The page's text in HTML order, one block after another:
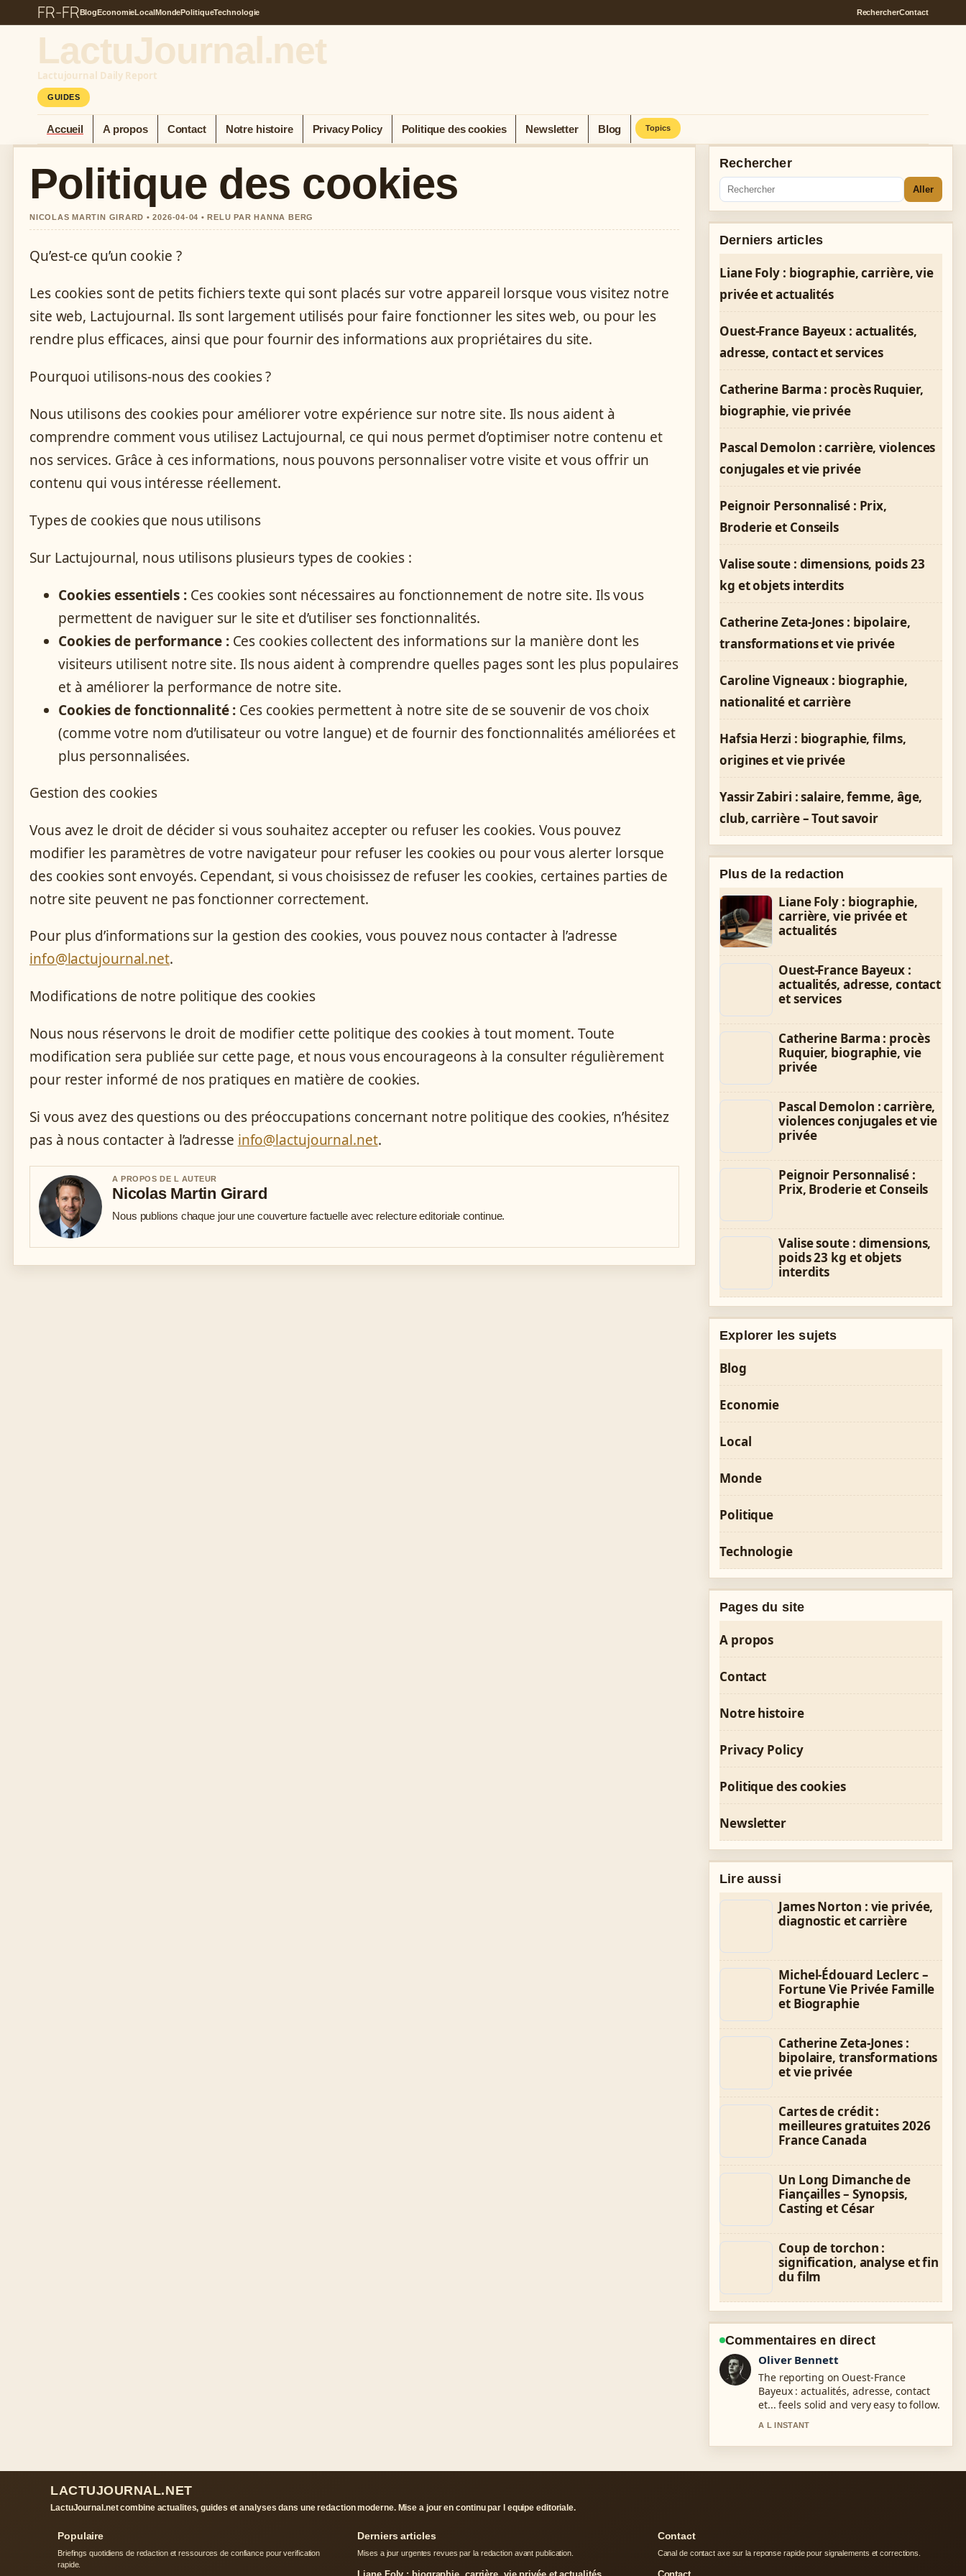
FR-FRBlogEconomieLocalMondePolitiqueTechnologie RechercherContact
LactuJournal.net
Lactujournal Daily Report
GUIDES
Accueil A propos Contact Notre histoire Privacy Policy Politique des cookies Newsletter Blog Topics
Politique des cookies
NICOLAS MARTIN GIRARD • 2026-04-04 • RELU PAR HANNA BERG
Qu’est-ce qu’un cookie ?
Les cookies sont de petits fichiers texte qui sont placés sur votre appareil lorsque vous visitez notre
site web, Lactujournal. Ils sont largement utilisés pour faire fonctionner les sites web, ou pour les
rendre plus efficaces, ainsi que pour fournir des informations aux propriétaires du site.
Pourquoi utilisons-nous des cookies ?
Nous utilisons des cookies pour améliorer votre expérience sur notre site. Ils nous aident à
comprendre comment vous utilisez Lactujournal, ce qui nous permet d’optimiser notre contenu et
nos services. Grâce à ces informations, nous pouvons personnaliser votre visite et vous offrir un
contenu qui vous intéresse réellement.
Types de cookies que nous utilisons
Sur Lactujournal, nous utilisons plusieurs types de cookies :
Cookies essentiels : Ces cookies sont nécessaires au fonctionnement de notre site. Ils vous
permettent de naviguer sur le site et d’utiliser ses fonctionnalités.
Cookies de performance :Ces cookies collectent des informations sur la manière dont les
visiteurs utilisent notre site. Ils nous aident à comprendre quelles pages sont les plus populaires
et à améliorer la performance de notre site.
Cookies de fonctionnalité : Ces cookies permettent à notre site de se souvenir de vos choix
(comme votre nom d’utilisateur ou votre langue) et de fournir des fonctionnalités améliorées et
plus personnalisées.
Gestion des cookies
Vous avez le droit de décider si vous souhaitez accepter ou refuser les cookies. Vous pouvez
modifier les paramètres de votre navigateur pour refuser les cookies ou pour vous alerter lorsque
des cookies sont envoyés. Cependant, si vous choisissez de refuser les cookies, certaines parties de
notre site peuvent ne pas fonctionner correctement.
Pour plus d’informations sur la gestion des cookies, vous pouvez nous contacter à l’adresse
info@lactujournal.net.
Modifications de notre politique des cookies
Nous nous réservons le droit de modifier cette politique des cookies à tout moment. Toute
modification sera publiée sur cette page, et nous vous encourageons à la consulter régulièrement
pour rester informé de nos pratiques en matière de cookies.
Si vous avez des questions ou des préoccupations concernant notre politique des cookies, n’hésitez
pas à nous contacter à l’adresse info@lactujournal.net.
A PROPOS DE L AUTEUR
Nicolas Martin Girard
Nous publions chaque jour une couverture factuelle avec relecture editoriale continue.
Rechercher
Aller
Derniers articles
Liane Foly : biographie, carrière, vie
privée et actualités
Ouest-France Bayeux : actualités,
adresse, contact et services
Catherine Barma : procès Ruquier,
biographie, vie privée
Pascal Demolon : carrière, violences
conjugales et vie privée
Peignoir Personnalisé : Prix,
Broderie et Conseils
Valise soute : dimensions, poids 23
kg et objets interdits
Catherine Zeta-Jones : bipolaire,
transformations et vie privée
Caroline Vigneaux : biographie,
nationalité et carrière
Hafsia Herzi : biographie, films,
origines et vie privée
Yassir Zabiri : salaire, femme, âge,
club, carrière – Tout savoir
Plus de la redaction
Liane Foly : biographie,
carrière, vie privée et
actualités
Ouest-France Bayeux :
actualités, adresse, contact
et services
Catherine Barma : procès
Ruquier, biographie, vie
privée
Pascal Demolon : carrière,
violences conjugales et vie
privée
Peignoir Personnalisé :
Prix, Broderie et Conseils
Valise soute : dimensions,
poids 23 kg et objets
interdits
Explorer les sujets
Blog
Economie
Local
Monde
Politique
Technologie
Pages du site
A propos
Contact
Notre histoire
Privacy Policy
Politique des cookies
Newsletter
Lire aussi
James Norton : vie privée,
diagnostic et carrière
Michel-Édouard Leclerc –
Fortune Vie Privée Famille
et Biographie
Catherine Zeta-Jones :
bipolaire, transformations
et vie privée
Cartes de crédit :
meilleures gratuites 2026
France Canada
Un Long Dimanche de
Fiançailles – Synopsis,
Casting et César
Coup de torchon :
signification, analyse et fin
du film
Commentaires en direct
Ava Reed
Good verification work around
Catherine Barma : procès Ruquier,
biographie, vie.... More outlets should
LACTUJOURNAL.NET
Briefings quotidiens de redaction et ressources de confiance pour verification